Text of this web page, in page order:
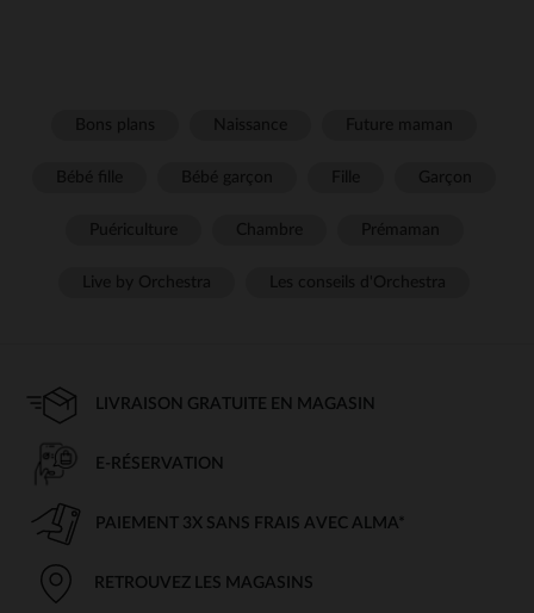
LIVRAISON GRATUITE EN MAGASIN
E-RÉSERVATION
PAIEMENT 3X SANS FRAIS AVEC ALMA*
RETROUVEZ LES MAGASINS